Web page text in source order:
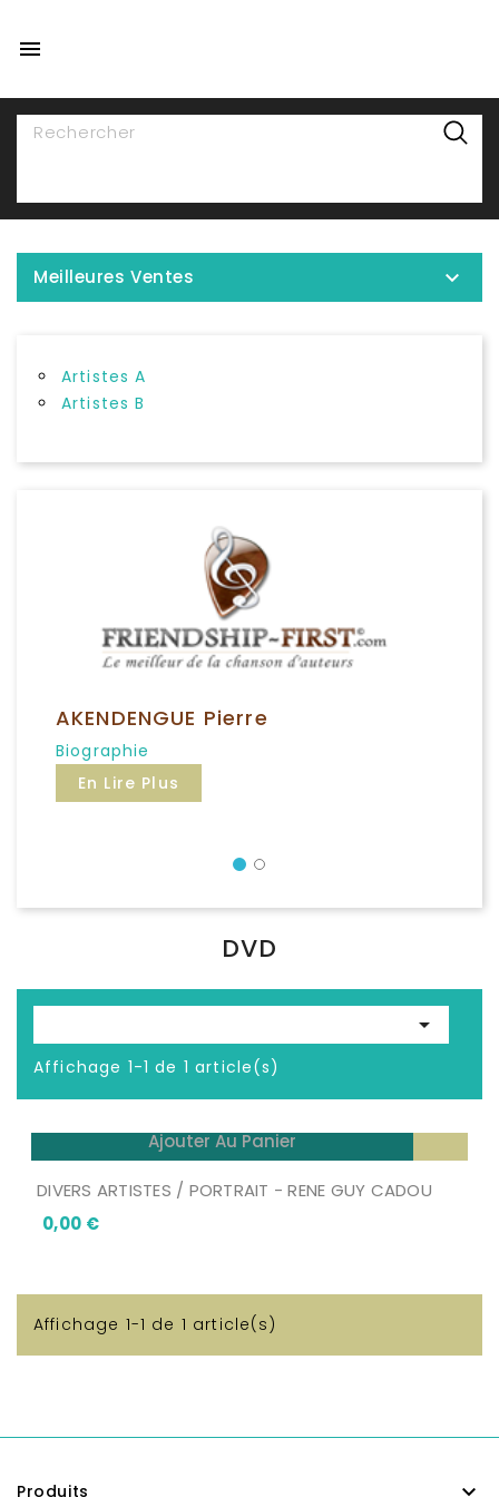

Meilleures Ventes 
Artistes A
Artistes B
AKENDENGUE Pierre
Biographie
En Lire Plus
DVD

Affichage 1-1 de 1 article(s)
Ajouter Au Panier
DIVERS ARTISTES / PORTRAIT - RENE GUY CADOU
0,00 €Prix
Affichage 1-1 de 1 article(s)
Produits